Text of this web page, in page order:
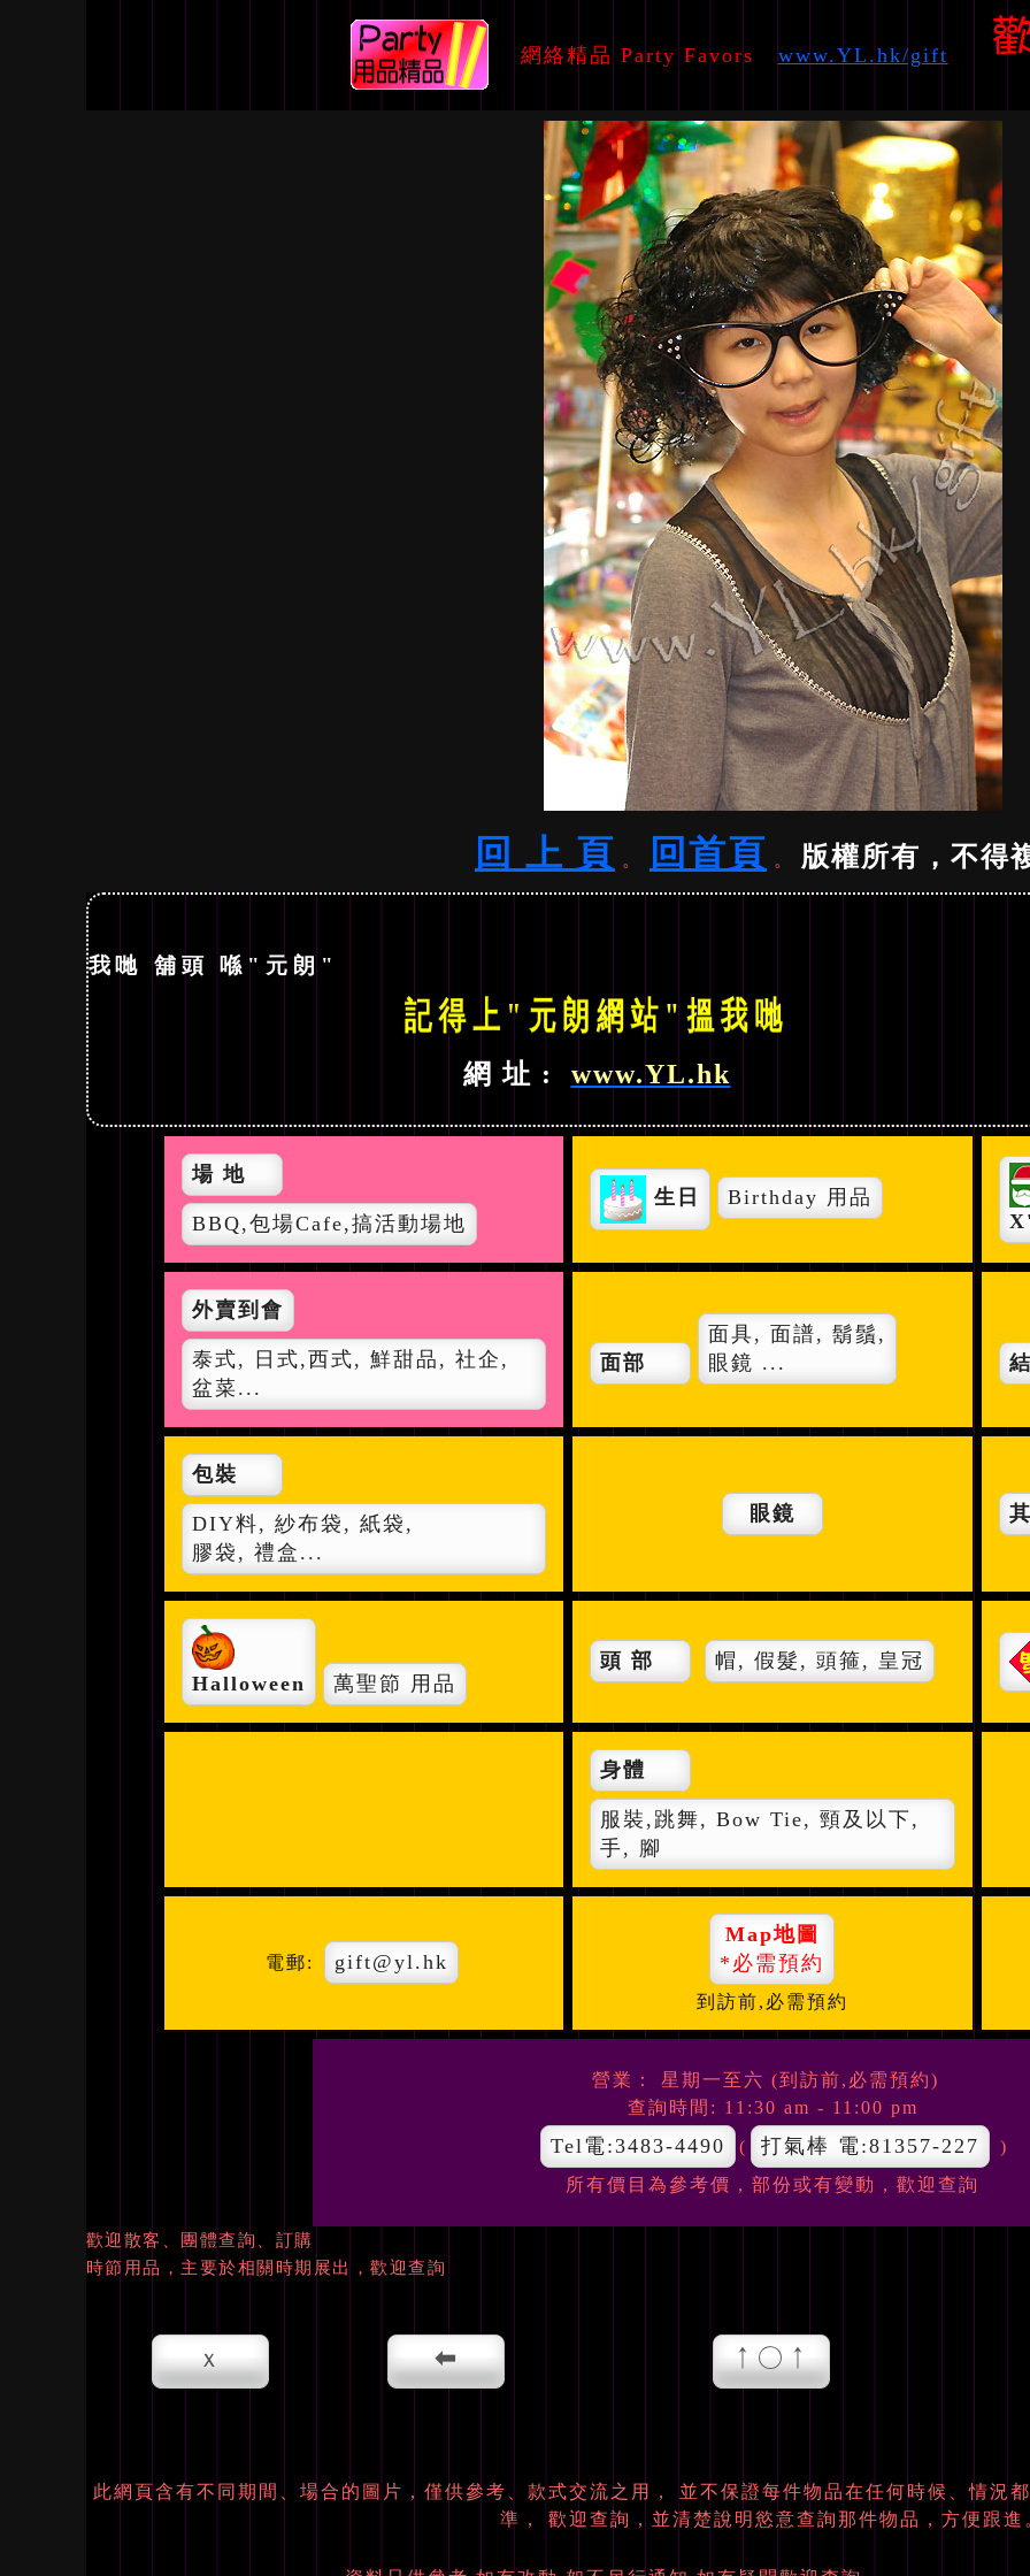
網絡精品 Party Favors www.YL.hk/gift
回 上 頁 。 回首頁 。 版權所有，不得
我哋 舖頭 喺"元朗"
記得上"元朗網站" 搵我哋
網 址 : www.YL.hk
場 地
BBQ,包場Cafe,搞活動場地
生日
Birthday 用品
外賣到會
泰式, 日式,西式, 鮮甜品, 社企,
盆菜...
面部
面具, 面譜, 鬍鬚,
眼鏡 ...
包裝
DIY料, 紗布袋, 紙袋,
膠袋, 禮盒...
眼鏡
Halloween 萬聖節 用品
頭 部 帽, 假髮, 頭箍, 皇冠
身體
服裝,跳舞, Bow Tie, 頸及以下,
手, 腳
電郵: gift@yl.hk
Map地圖
*必需預約
到訪前, 必需預約
營業： 星期一至六 (到訪前,必需預約)
查詢時間: 11:30 am - 11:00 pm
Tel電:3483-4490 ( 打氣棒 電:81357-227
)
所有價目為參考價，部份或有變動， 歡迎查詢
歡迎散客、團體查詢、訂購
時節用品，主要於相關時期展出，歡迎查詢
x ⬅ ↑○↑
此網頁含有不同期間、場合的圖片，僅供參考、款式交流之用， 並不保證每件物品在任何時候、情況
準， 歡迎查詢，並清楚說明慾意查詢那件物品，方便跟進